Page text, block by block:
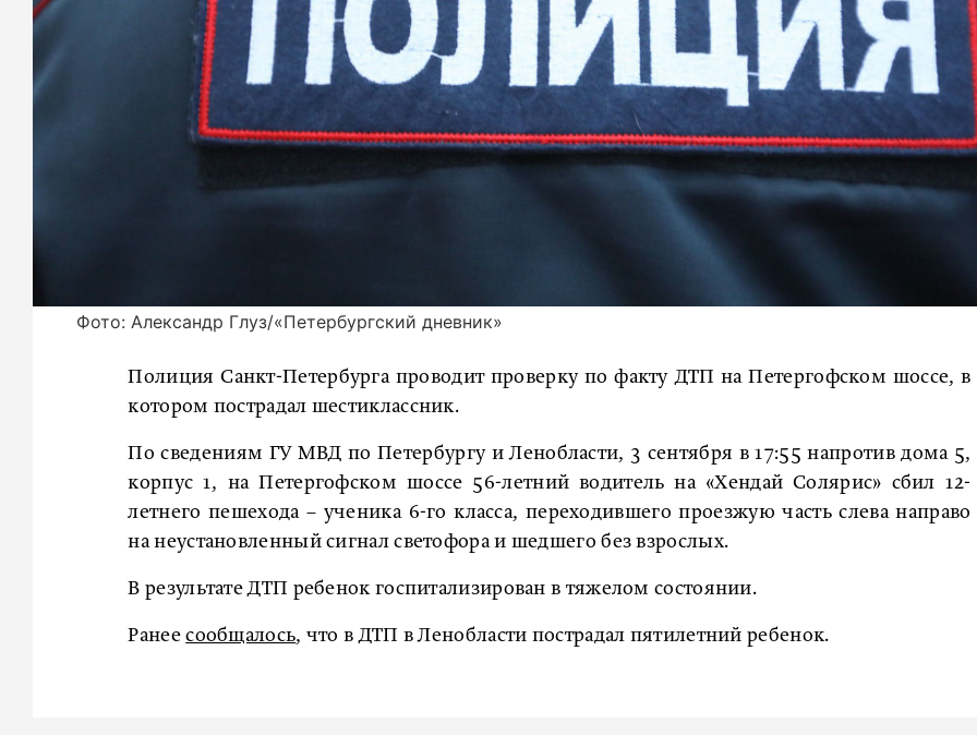
Фото: Александр Глуз/«Петербургский дневник»
Полиция Санкт-Петербурга проводит проверку по факту ДТП на Петергофском шоссе, в
котором пострадал шестиклассник.
По сведениям ГУ МВД по Петербургу и Ленобласти, 3 сентября в 17:55 напротив дома 5,
корпус 1, на Петергофском шоссе 56-летний водитель на «Хендай Солярис» сбил 12-
летнего пешехода – ученика 6-го класса, переходившего проезжую часть слева направо
на неустановленный сигнал светофора и шедшего без взрослых.
В результате ДТП ребенок госпитализирован в тяжелом состоянии.
Ранеесообщалось, что в ДТП в Ленобласти пострадал пятилетний ребенок.